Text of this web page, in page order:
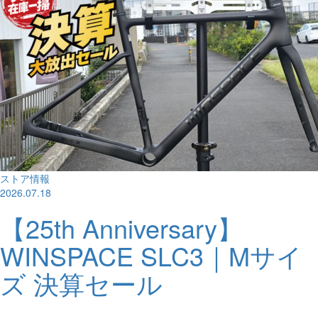
ストア情報
2026.07.18
【25th Anniversary】
WINSPACE SLC3｜Mサイ
ズ 決算セール